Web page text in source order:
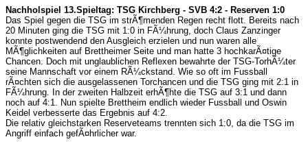
Nachholspiel 13.Spieltag: TSG Kirchberg - SVB 4:2 - Reserven 1:0
Das Spiel gegen die TSG im strÃ¶menden Regen recht flott. Bereits nach
20 Minuten ging die TSG mit 1:0 in FÃ¼hrung, doch Claus Zanzinger
konnte postwendend den Ausgleich erzielen und nun waren alle
MÃ¶glichkeiten auf Brettheimer Seite und man hatte 3 hochkarÃ¤tige
Chancen. Doch mit unglaublichen Reflexen bewahrte der TSG-TorhÃ¼ter
seine Mannschaft vor einem RÃ¼ckstand. Wie so oft im Fussball
rÃ¤chten sich die ausgelassenen Torchancen und die TSG ging mit 2:1 in
FÃ¼hrung. In der zweiten Halbzeit erhÃ¶hte die TSG auf 3:1 und dann
noch auf 4:1. Nun spielte Brettheim endlich wieder Fussball und Oswin
Keidel verbesserte das Ergebnis auf 4:2.
Die relativ gleichstarken Reserveteams trennten sich 1:0, da die TSG im
Angriff einfach gefÃ¤hrlicher war.